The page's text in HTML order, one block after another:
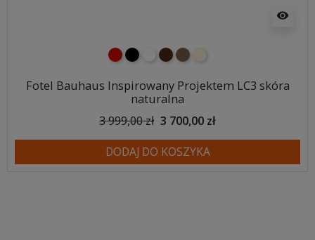
visibility
czerwony
czarnybiałyciemno brązowy
brązowy
Fotel Bauhaus Inspirowany Projektem LC3 skóra
naturalna
3 999,00 zł 3 700,00 zł
DODAJ DO KOSZYKA